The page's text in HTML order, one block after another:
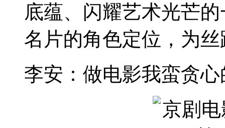
底蕴、闪耀艺术光芒
名片的角色定位，为
李安：做电影我蛮贪